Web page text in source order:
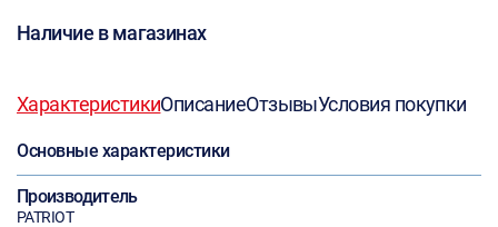
Наличие в магазинах
ХарактеристикиОписаниеОтзывыУсловия покупки
Основные характеристики
Производитель
PATRIOT